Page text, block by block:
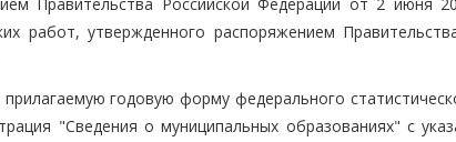
работ, утвержденного распоряжением
прилагаемую годовую форму федерального
"Сведения о муниципальных образованиях" с